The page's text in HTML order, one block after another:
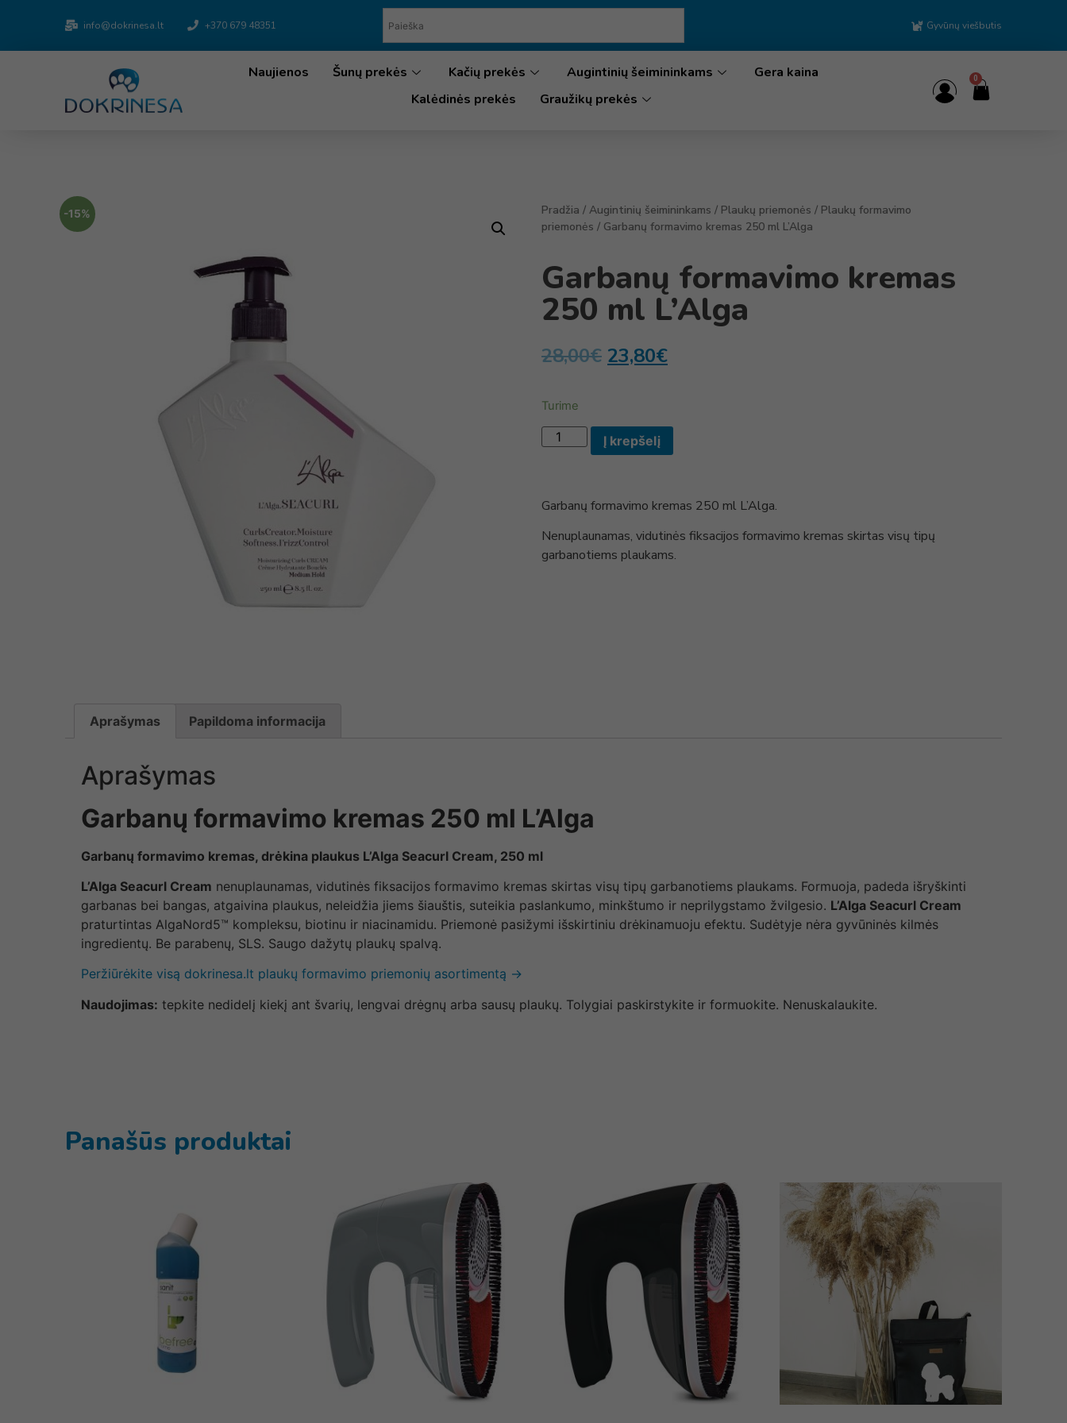
info@dokrinesa.lt +370 679 48351 Gyvūnų viešbutis
Naujienos Šunų prekės Kačių prekės Augintinių šeimininkams
Gera kaina
Kalėdinės prekės
Graužikų prekės
0
-15% Pradžia / Augintinių šeimininkams / Plaukų priemonės / Plaukų formavimo
priemonės / Garbanų formavimo kremas 250 ml L’Alga
Garbanų formavimo kremas
250 ml L’Alga
28,00€ 23,80€
Turime
Į krepšelį
Garbanų formavimo kremas 250 ml L’Alga.
Nenuplaunamas, vidutinės fiksacijos formavimo kremas skirtas visų tipų
garbanotiems plaukams.
Aprašymas Papildoma informacija
Aprašymas
Garbanų formavimo kremas 250 ml L’Alga
Garbanų formavimo kremas, drėkina plaukus L’Alga Seacurl Cream, 250 ml
L’Alga Seacurl Cream nenuplaunamas, vidutinės fiksacijos formavimo kremas skirtas visų tipų garbanotiems plaukams. Formuoja, padeda išryškinti
garbanas bei bangas, atgaivina plaukus, neleidžia jiems šiauštis, suteikia paslankumo, minkštumo ir neprilygstamo žvilgesio. L’Alga Seacurl Cream
praturtintas AlgaNord5™ kompleksu, biotinu ir niacinamidu. Priemonė pasižymi išskirtiniu drėkinamuoju efektu. Sudėtyje nėra gyvūninės kilmės
ingredientų. Be parabenų, SLS. Saugo dažytų plaukų spalvą.
Peržiūrėkite visą dokrinesa.lt plaukų formavimo priemonių asortimentą →
Naudojimas: tepkite nedidelį kiekį ant švarių, lengvai drėgnų arba sausų plaukų. Tolygiai paskirstykite ir formuokite. Nenuskalaukite.
Panašūs produktai